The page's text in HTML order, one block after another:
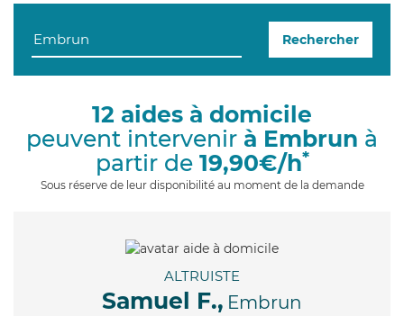
n
g
Rechercher
12 aides à domicile
peuvent intervenir à Embrun à
partir de 19,90€/h*
Sous réserve de leur disponibilité au moment de la demande
ALTRUISTE
Samuel F., Embrun